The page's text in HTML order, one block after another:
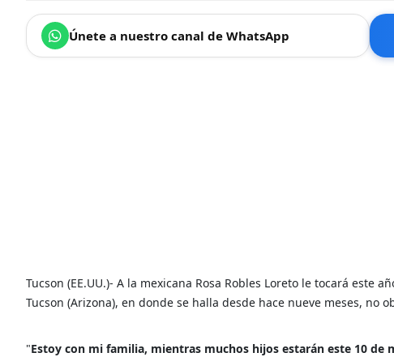
Únete a nuestro canal de WhatsApp
Tucson (EE.UU.)- A la mexicana Rosa Robles Loreto le tocará
Tucson (Arizona), en donde se halla desde hace nueve meses, no
"Estoy con mi familia, mientras muchos hijos estarán este 10 de